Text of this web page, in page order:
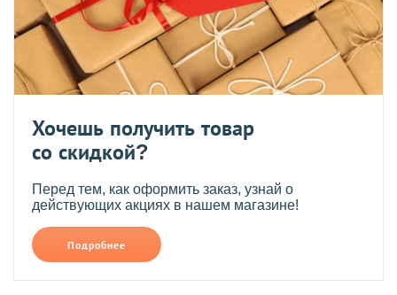
Хочешь получить товар
со скидкой?
Перед тем, как оформить заказ, узнай о
действующих акциях в нашем магазине!
Подробнее